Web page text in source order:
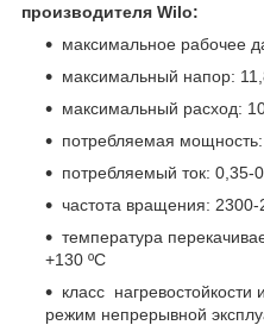
производителя Wilo:
максимальное рабочее
максимальный напор:
максимальный расход:
потребляемая
потребляемый ток: 0,35-
частота вращения:
температура
+130 ºC
класс нагревостойкости
режим непрерывной